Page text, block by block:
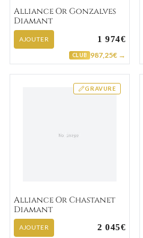
Alliance Or Gonzalves
Diamant
AJOUTER 1 974€
CLUB 987,25€ →
GRAVURE
Alliance Or Chastanet
Diamant
AJOUTER 2 045€